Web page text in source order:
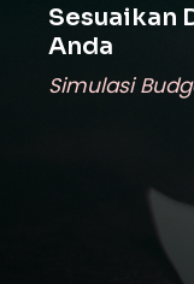
Sesuaikan
Anda
Simulasi